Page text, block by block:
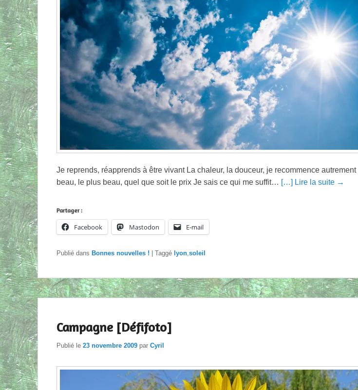
Je reprends, réapprends à être vivant La chaleur, la douceur, je recommence
beau, le plus beau, quel que soit le prix Je sais ce qui me suffit… […] Lire la suite →
Partager :
Facebook Mastodon E-mail
Publié dans Bonnes nouvelles ! Taggé lyon soleil
Campagne [Défifoto]
Publié le 23 novembre 2009 par Cyril